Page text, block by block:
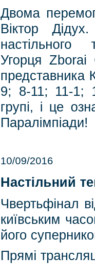
Двома
Віктор
настільного
Угорця
представника
9; 8-11; 11-1;
групі, і це
Паралімпіади!
10/09/2016
Настільний
Чвертьфінал
київським
його
Прямі